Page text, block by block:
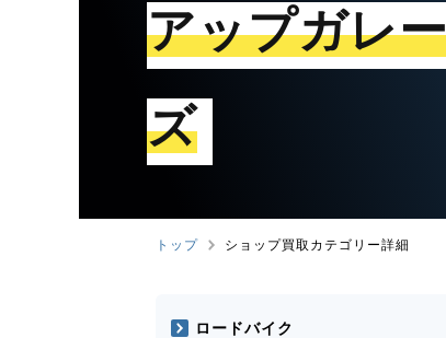
アップガレ
ズ
トップ ショップ買取カテゴリー詳細
ロードバイク